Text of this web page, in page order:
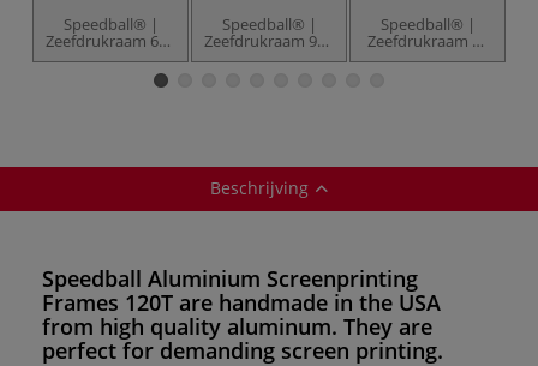
Speedball® |
Zeefdrukraam 61T
— aluminium
Speedball® |
Zeefdrukraam 91T
— aluminium
Speedball® |
Zeefdrukraam —
110
Beschrijving
Speedball Aluminium Screenprinting
Frames 120T are handmade in the USA
from high quality aluminum. They are
perfect for demanding screen printing.